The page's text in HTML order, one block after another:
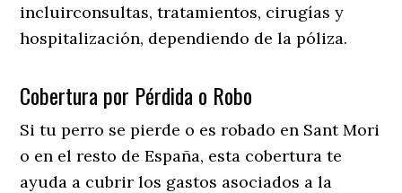
incluirconsultas, tratamientos, cirugías y
hospitalización, dependiendo de la póliza.
Cobertura por Pérdida o Robo
Si tu perro se pierde o es robado en Sant Mori
o en el resto de España, esta cobertura te
ayuda a cubrir los gastos asociados a la